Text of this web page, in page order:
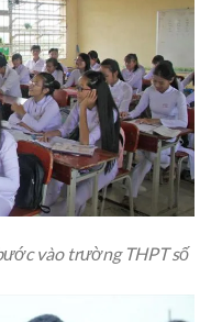
vào trường THPT số